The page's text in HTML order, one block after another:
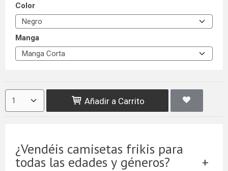
Color
Manga
Añadir a Carrito
¿Vendéis camisetas frikis para
todas las edades y géneros?